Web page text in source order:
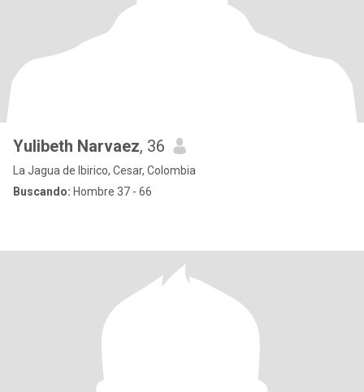
Yulibeth Narvaez, 36
La Jagua de Ibirico, Cesar, Colombia
Buscando: Hombre 37 - 66